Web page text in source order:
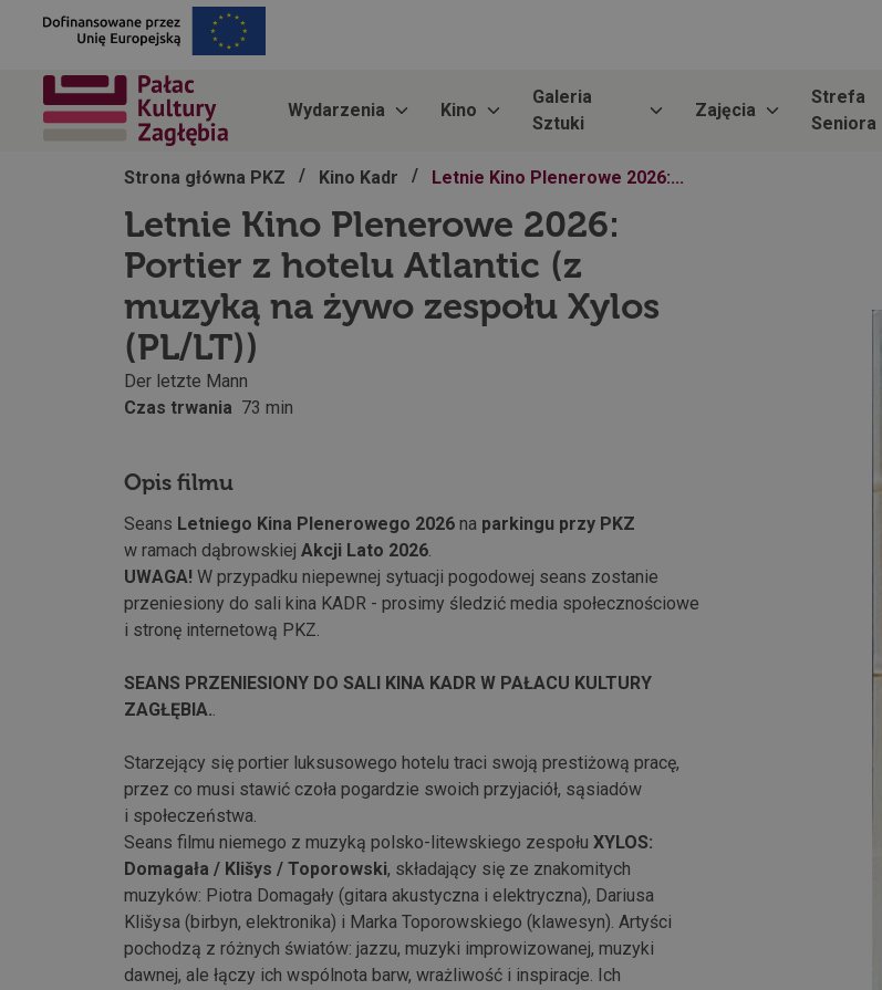
Wydarzenia Kino
Galeria
Sztuki
Zajęcia
Strefa
Seniora
Strona główna PKZ / Kino Kadr / Letnie Kino Plenerowe 2026:...
Letnie Kino Plenerowe 2026:
Portier z hotelu Atlantic (z
muzyką na żywo zespołu Xylos
(PL/LT))
Der letzte Mann
Czas trwania 73 min
Opis filmu
Seans Letniego Kina Plenerowego 2026 na parkingu przy PKZ
w ramach dąbrowskiej Akcji Lato 2026.
UWAGA! W przypadku niepewnej sytuacji pogodowej seans zostanie
przeniesiony do sali kina KADR - prosimy śledzić media społecznościowe
i stronę internetową PKZ.
SEANS PRZENIESIONY DO SALI KINA KADR W PAŁACU KULTURY
ZAGŁĘBIA..
Starzejący się portier luksusowego hotelu traci swoją prestiżową pracę,
przez co musi stawić czoła pogardzie swoich przyjaciół, sąsiadów
i społeczeństwa.
Seans filmu niemego z muzyką polsko-litewskiego zespołu XYLOS:
Domagała / Klišys / Toporowski, składający się ze znakomitych
muzyków: Piotra Domagały (gitara akustyczna i elektryczna), Dariusa
Klišysa (birbyn, elektronika) i Marka Toporowskiego (klawesyn). Artyści
pochodzą z różnych światów: jazzu, muzyki improwizowanej, muzyki
dawnej, ale łączy ich wspólnota barw, wrażliwość i inspiracje. Ich